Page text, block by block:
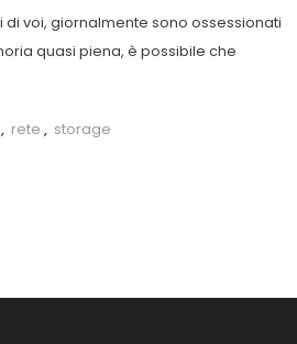
voi, giornalmente sono ossessionati
quasi piena, è possibile che
, rete , storage